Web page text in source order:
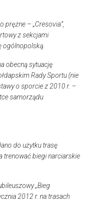
prężne – „Cresovia”,
z sekcjami
ogólnopolską.
obecną sytuację
Rady Sportu (nie
o sporcie z 2010 r. –
samorządu
do użytku trasę
trenować biegi narciarskie
„Bieg
2012 r. na trasach